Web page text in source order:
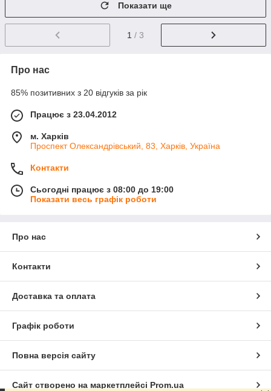
Показати ще
1 / 3
Про нас
85% позитивних з 20 відгуків за рік
Працює з 23.04.2012
м. Харків
Проспект Олександрівський, 83, Харків, Україна
Контакти
Сьогодні працює з 08:00 до 19:00
Показати весь графік роботи
Про нас
Контакти
Доставка та оплата
Графік роботи
Повна версія сайту
Сайт створено на маркетплейсі Prom.ua